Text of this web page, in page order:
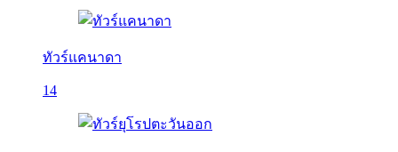
ทัวร์แคนาดา
14